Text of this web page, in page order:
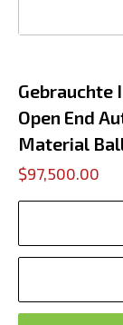
Gebrauchte
Open End
Material
$97,500.00